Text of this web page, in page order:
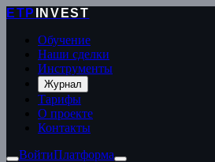
ETP
INVEST
Обучение
Наши сделки
Инструменты
Журнал
Тарифы
О проекте
Контакты
ВойтиПлатформа